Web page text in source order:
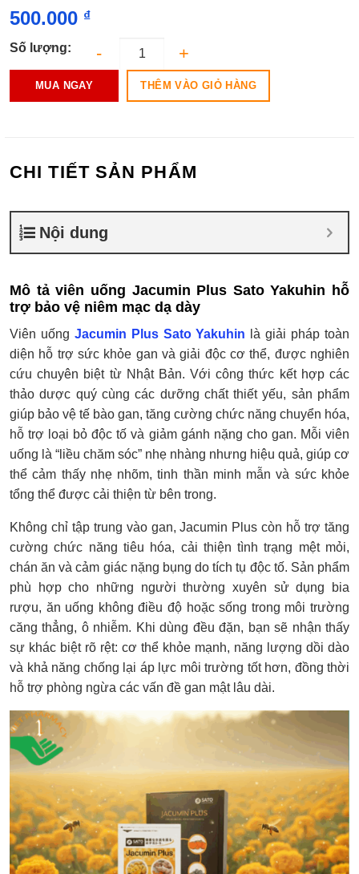
500.000 ₫
Số lượng:
MUA NGAY THÊM VÀO GIỎ HÀNG
CHI TIẾT SẢN PHẨM
Nội dung
Mô tả viên uống Jacumin Plus Sato Yakuhin hỗ
trợ bảo vệ niêm mạc dạ dày
Viên uống Jacumin Plus Sato Yakuhin
là giải pháp toàn
diện hỗ trợ sức khỏe gan và giải độc cơ thể, được nghiên
cứu chuyên biệt từ Nhật Bản. Với công thức kết hợp các
thảo dược quý cùng các dưỡng chất thiết yếu, sản phẩm
giúp bảo vệ tế bào gan, tăng cường chức năng chuyển hóa,
hỗ trợ loại bỏ độc tố và giảm gánh nặng cho gan. Mỗi viên
uống là “liều chăm sóc” nhẹ nhàng nhưng hiệu quả, giúp cơ
thể cảm thấy nhẹ nhõm, tinh thần minh mẫn và sức khỏe
tổng thể được cải thiện từ bên trong.
Không chỉ tập trung vào gan, Jacumin Plus còn hỗ trợ tăng
cường chức năng tiêu hóa, cải thiện tình trạng mệt mỏi,
chán ăn và cảm giác nặng bụng do tích tụ độc tố. Sản phẩm
phù hợp cho những người thường xuyên sử dụng bia
rượu, ăn uống không điều độ hoặc sống trong môi trường
căng thẳng, ô nhiễm. Khi dùng đều đặn, bạn sẽ nhận thấy
sự khác biệt rõ rệt: cơ thể khỏe mạnh, năng lượng dồi dào
và khả năng chống lại áp lực môi trường tốt hơn, đồng thời
hỗ trợ phòng ngừa các vấn đề gan mật lâu dài.